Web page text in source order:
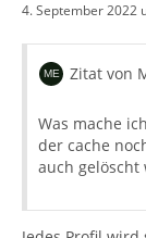
4. September 2022
Zitat von
Was mache
der cache
auch gelöscht